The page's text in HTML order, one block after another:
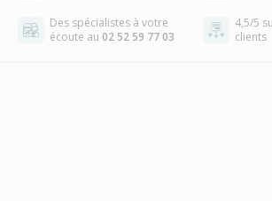
Des spécialistes à votre
écoute au 02 52 59 77 03
4,5/5
clients